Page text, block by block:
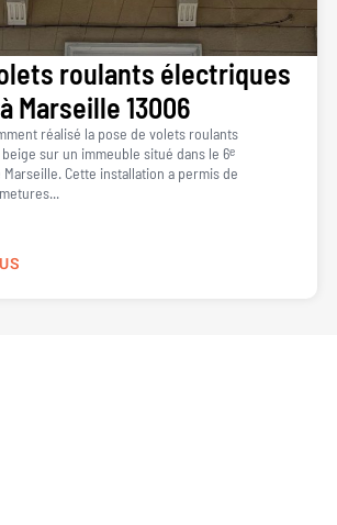
roulants électriques
Marseille 13006
réalisé la pose de volets roulants
sur un immeuble situé dans le 6ᵉ
Cette installation a permis de